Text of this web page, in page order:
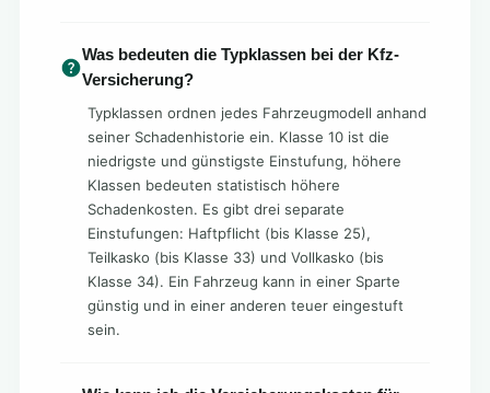
Was bedeuten die Typklassen bei der Kfz-
Versicherung?
Typklassen ordnen jedes Fahrzeugmodell anhand
seiner Schadenhistorie ein. Klasse 10 ist die
niedrigste und günstigste Einstufung, höhere
Klassen bedeuten statistisch höhere
Schadenkosten. Es gibt drei separate
Einstufungen: Haftpflicht (bis Klasse 25),
Teilkasko (bis Klasse 33) und Vollkasko (bis
Klasse 34). Ein Fahrzeug kann in einer Sparte
günstig und in einer anderen teuer eingestuft
sein.